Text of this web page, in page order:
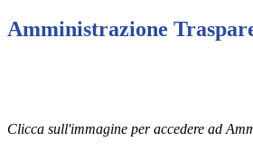
Amministrazione
Clicca sull'immagine per accedere ad